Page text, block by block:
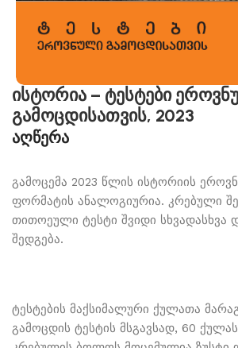
ისტორია – ტესტები
გამოცდისათვის, 2023
აღწერა
გამოცემა 2023 წლის ისტორიის
ფორმატის ანალოგიურია. კრებული
თითოეული ტესტი შვიდი სხვადასხვა
შედგება.
ტესტების მაქსიმალური ქულათა
გამოცდის ტესტის მსგავსად, 60